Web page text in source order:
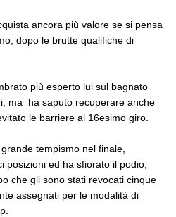
ancora più valore se si pensa
dopo le brutte qualifiche di
più esperto lui sul bagnato
ma ha saputo recuperare anche
le barriere al 16esimo giro.
tempismo nel finale,
posizioni ed ha sfiorato il podio,
che gli sono stati revocati cinque
assegnati per le modalità di